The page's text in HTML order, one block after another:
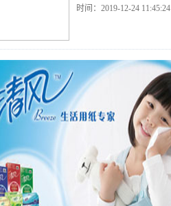
时间：2019-12-24 11:45:24